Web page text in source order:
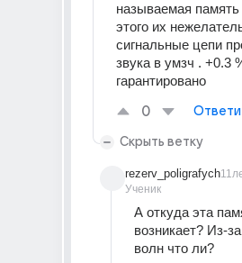
называемая память
этого их
сигнальные цепи
звука в умзч . +0.3
гарантировано
0
Скрыть ветку
rezerv_poligrafych
Ученик
А откуда эта
возникает? Из-
волн что ли?